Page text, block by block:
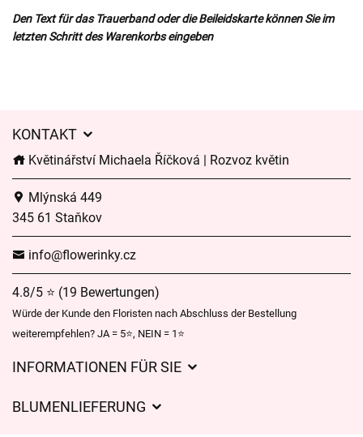
Den Text für das Trauerband oder die Beileidskarte können Sie im
letzten Schritt des Warenkorbs eingeben
KONTAKT
Květinářství Michaela Říčková | Rozvoz květin
Mlýnská 449
345 61 Staňkov
info@flowerinky.cz
4.8/5 ⭐ (19 Bewertungen)
Würde der Kunde den Floristen nach Abschluss der Bestellung
weiterempfehlen? JA = 5⭐, NEIN = 1⭐
INFORMATIONEN FÜR SIE
BLUMENLIEFERUNG